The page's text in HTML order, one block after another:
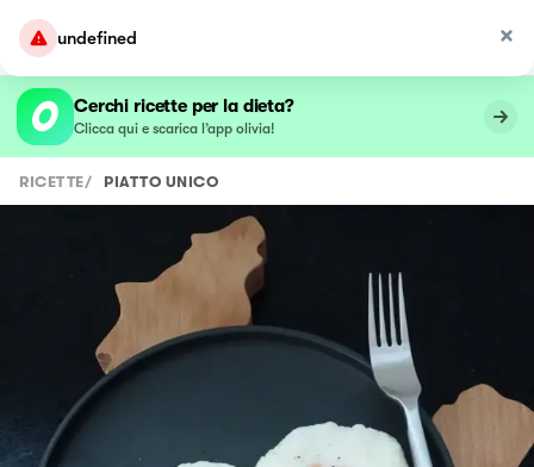
undefined
Cerchi ricette per la dieta?
Clicca qui e scarica l’app olivia!
RICETTE/ PIATTO UNICO